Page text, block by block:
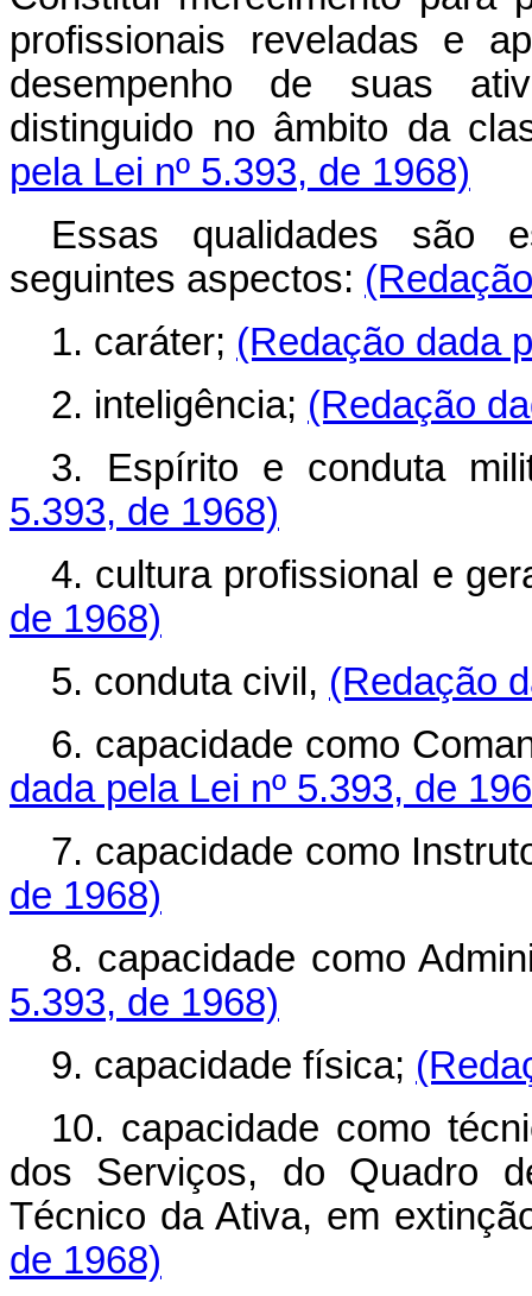
profissionais reveladas e
desempenho de suas
distinguido no âmbito da
pela Lei nº 5.393, de 1968)
Essas qualidades são
seguintes aspectos:
1. caráter; (Redação dada
2. inteligência; (Redação
3. Espírito e conduta
5.393, de 1968)
4. cultura profissional e
de 1968)
5. conduta civil, (Redação
6. capacidade como
dada pela Lei nº 5.393, de
7. capacidade como
de 1968)
8. capacidade como
5.393, de 1968)
9. capacidade física;
10. capacidade como
dos Serviços, do Quadro
Técnico da Ativa, em
de 1968)